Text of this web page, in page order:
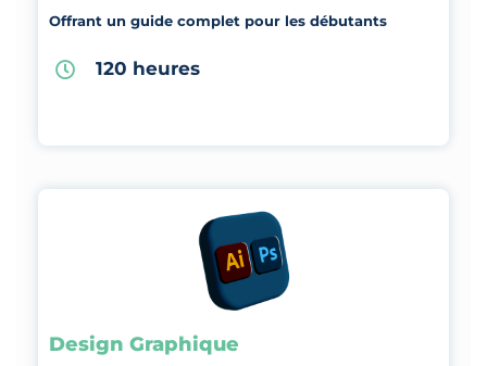
Offrant un guide complet pour les débutants
120 heures
Design Graphique